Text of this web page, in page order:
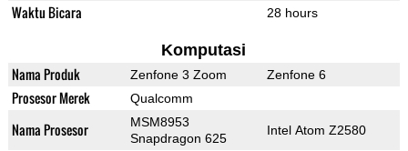
Waktu Bicara 28 hours
Komputasi
Nama Produk Zenfone 3 Zoom Zenfone 6
Prosesor Merek Qualcomm
Nama Prosesor
MSM8953
Snapdragon 625
Intel Atom Z2580